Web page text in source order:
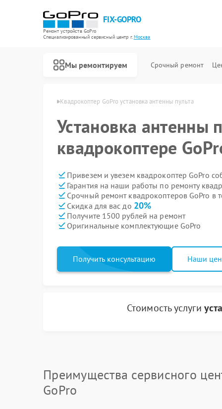
FIX-GOPRO
Ремонт устройств GoPro
Специализированный cервисный центр г.Москва
Мы ремонтируем Срочный ремонт
GoPro в Москве Квадрокоптер GoPro установка антенны пульта
Установка антенны
квадрокоптере
Привезем и увезем квадрокоптер GoPro
Гарантия на наши работы по ремонту
Срочный ремонт квадрокоптеров GoPro в
Скидка для вас до 20%
Получите 1500 рублей на ремонт
Оригинальные комплектующие GoPro
Получить консультацию Наши
Стоимость услуги
Преимущества сервисного
GoPro